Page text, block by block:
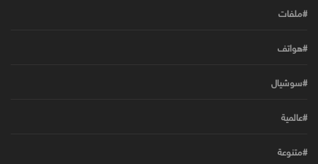
#ملفات
#هواتف
#سوشيال
#عالمية
#متنوعة